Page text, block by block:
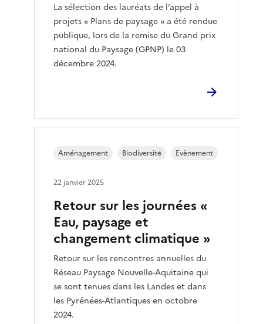
La sélection des lauréats de l’appel à
projets « Plans de paysage » a été rendue
publique, lors de la remise du Grand prix
national du Paysage (GPNP) le 03
décembre 2024.
Retour sur les journées «
Eau, paysage et
changement climatique »
Retour sur les rencontres annuelles du
Réseau Paysage Nouvelle-Aquitaine qui
se sont tenues dans les Landes et dans
les Pyrénées-Atlantiques en octobre
2024.
Aménagement Biodiversité Evènement
22 janvier 2025